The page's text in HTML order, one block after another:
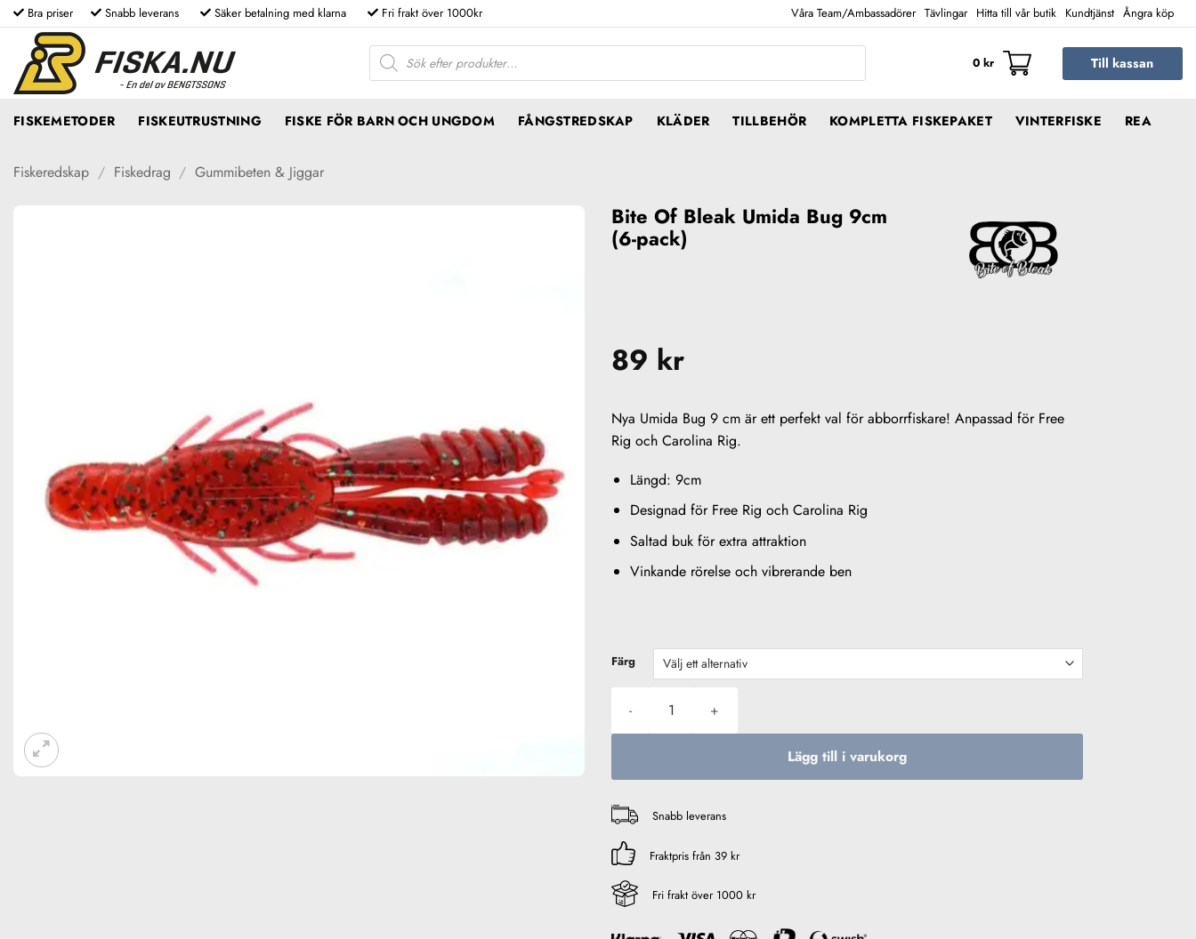
Skip
to
content
Bra priser Snabb leverans Säker betalning med klarna Fri frakt över 1000kr Våra Team/Ambassadörer Tävlingar Hitta till vår butik Kundtjänst Ångra köp
Produktsökning
0 kr Till kassan
FISKEMETODER FISKEUTRUSTNING FISKE FÖR BARN OCH UNGDOM FÅNGSTREDSKAP KLÄDER TILLBEHÖR KOMPLETTA FISKEPAKET VINTERFISKE REA
Fiskeredskap / Fiskedrag / Gummibeten & Jiggar
Bite Of Bleak Umida Bug 9cm
(6-pack)
89 kr
Nya Umida Bug 9 cm är ett perfekt val för abborrfiskare! Anpassad för Free
Rig och Carolina Rig.
Längd: 9cm
Designad för Free Rig och Carolina Rig
Saltad buk för extra attraktion
Vinkande rörelse och vibrerande ben
Färg
Lägg till i varukorg
Snabb leverans
Fraktpris från 39 kr
Fri frakt över 1000 kr